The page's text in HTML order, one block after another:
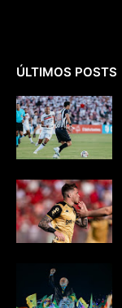
ÚLTIMOS POSTS